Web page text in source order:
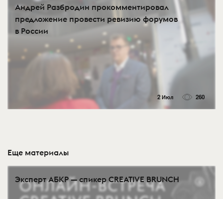
Андрей Разбродин прокомментировал
предложение провести ревизию форумов
в России
2 Июл 260
Еще материалы
Эксперт АБКР — спикер CREATIVE BRUNCH